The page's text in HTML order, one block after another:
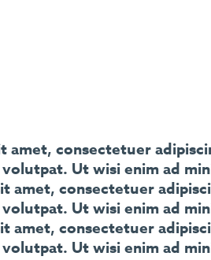
consectetuer
Ut wisi enim ad
consectetuer
Ut wisi enim ad
consectetuer
Ut wisi enim ad